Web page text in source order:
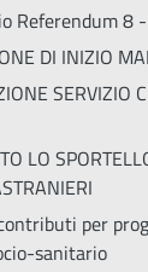
Referendum 8
DI INIZIO
SERVIZIO
LO
per
sanitario